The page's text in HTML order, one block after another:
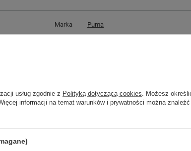
Marka Puma
Kolor białe
centymetrach
usług zgodnie z Polityką dotyczącą cookies . Możesz
informacji na temat warunków i prywatności można